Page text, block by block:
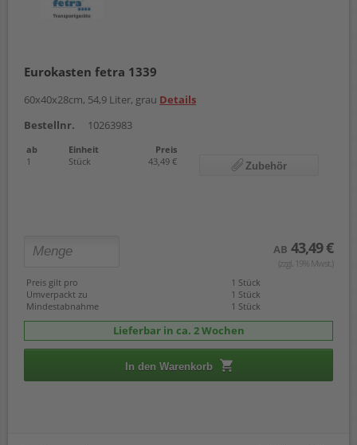
Eurokasten fetra 1339
60x40x28cm, 54,9 Liter, grau Details
Bestellnr.
10263983
ab Einheit
Preis
1
Stück 43,49 € Zubehör
AB 43,49 €
(zzgl. 19% Mwst.)
Preis gilt pro
1 Stück
Umverpackt zu
1 Stück
Mindestabnahme
1 Stück
Lieferbar in ca. 2 Wochen
In den Warenkorb